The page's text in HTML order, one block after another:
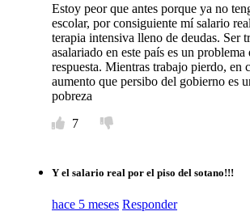
Estoy peor que antes porque ya no
escolar, por consiguiente mí salario
terapia intensiva lleno de deudas. Ser
asalariado en este país es un problema
respuesta. Mientras trabajo pierdo, en
aumento que persibo del gobierno es
pobreza
7
Y el salario real por el piso del sotano!!!
hace 5 meses Responder